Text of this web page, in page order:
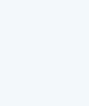
Le public le